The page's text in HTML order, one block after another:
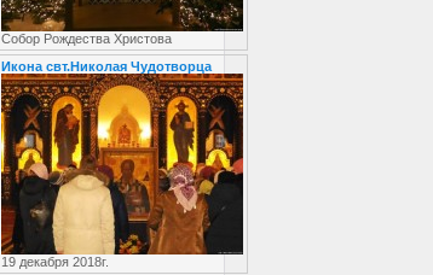
Собор Рождества Христова
Икона свт.Николая Чудотворца
19 декабря 2018г.